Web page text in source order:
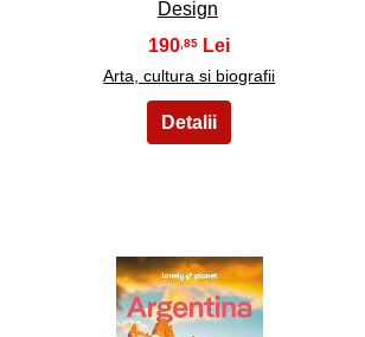
Design
190 ,85
Arta, cultura si biografii